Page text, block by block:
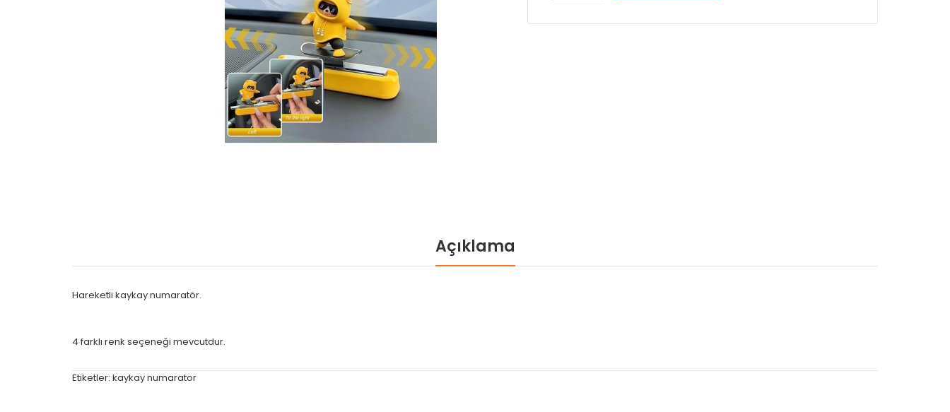
Açıklama
Hareketli kaykay numaratör.
4 farklı renk seçeneği mevcutdur.
Etiketler: kaykay numarator